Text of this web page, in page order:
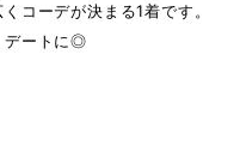
コーデが決まる1着です。
デートに◎